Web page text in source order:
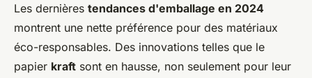
Les dernières tendances d'emballage en 2024
montrent une nette préférence pour des matériaux
éco-responsables. Des innovations telles que le
papier kraft sont en hausse, non seulement pour leur